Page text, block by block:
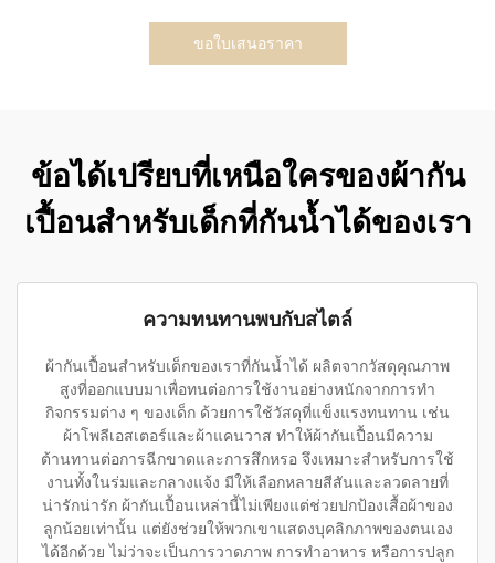
ขอใบเสนอราคา
ข้อได้เปรียบที่เหนือใครของผ้ากัน
เปื้อนสำหรับเด็กที่กันน้ำได้ของเรา
ความทนทานพบกับสไตล์
ผ้ากันเปื้อนสำหรับเด็กของเราที่กันน้ำได้ ผลิตจากวัสดุคุณภาพ
สูงที่ออกแบบมาเพื่อทนต่อการใช้งานอย่างหนักจากการทำ
กิจกรรมต่าง ๆ ของเด็ก ด้วยการใช้วัสดุที่แข็งแรงทนทาน เช่น
ผ้าโพลีเอสเตอร์และผ้าแคนวาส ทำให้ผ้ากันเปื้อนมีความ
ต้านทานต่อการฉีกขาดและการสึกหรอ จึงเหมาะสำหรับการใช้
งานทั้งในร่มและกลางแจ้ง มีให้เลือกหลายสีสันและลวดลายที่
น่ารักน่ารัก ผ้ากันเปื้อนเหล่านี้ไม่เพียงแต่ช่วยปกป้องเสื้อผ้าของ
ลูกน้อยเท่านั้น แต่ยังช่วยให้พวกเขาแสดงบุคลิกภาพของตนเอง
ได้อีกด้วย ไม่ว่าจะเป็นการวาดภาพ การทำอาหาร หรือการปลูก